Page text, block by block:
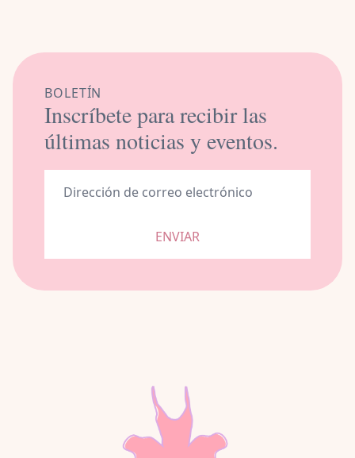
BOLETÍN
Inscríbete para recibir las
últimas noticias y eventos.
ENVIAR